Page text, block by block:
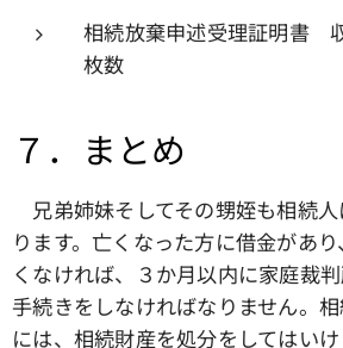
相続放棄申述受理証明書
枚数
７．まとめ
兄弟姉妹そしてその甥姪も相続
ります。亡くなった方に借金があ
くなければ、３か月以内に家庭裁
手続きをしなければなりません。
には、相続財産を処分をしてはい